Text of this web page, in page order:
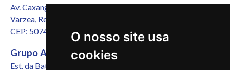
O nosso site usa
cookies
Av. Caxangá, 4251
Varzea, Recife/PE
CEP: 50740-000
Grupo Autonunes Seminovos
Est. da Batalha, 1000